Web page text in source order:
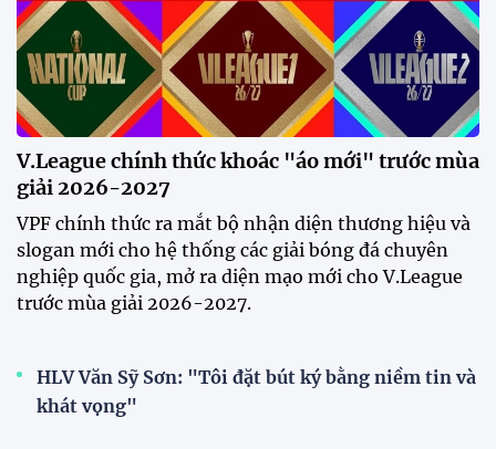
sao nhập tịch tuyển Việt Nam
20:19 29/07/2026
Đội tuyển Việt Nam chạm trán
Thái Lan tại Division 1 FIFA
ASEAN Cup 2026
Dàn sao U23 Việt Nam hội quân
trong mưa, sẵn sàng cho chiến